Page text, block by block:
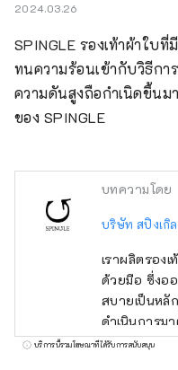
2024.03.26
SPINGLE รองเท้าผ้าใบ
ทนความร้อนเข้ากับวิธีก
ความดันสูงถือกำเนิดขึ้นม
ของ SPINGLE
บทความโดย
บริษัท สปิงเกิล
เราผลิตรอง
ด้วยมือ ซึ่งอ
สบายเป็นหลั
ดำเนินการม
การวัลคาไน
บริการนี้รวมโฆษณาที่ได้รับการสนับสนุน